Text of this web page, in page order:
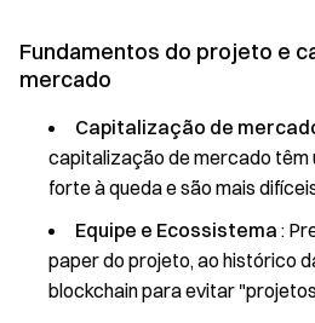
Fundamentos do projeto e
mercado
Capitalização de
capitalização de mercado têm
forte à queda e são mais
Equipe e Ecossistema :
paper do projeto, ao histórico
blockchain para evitar